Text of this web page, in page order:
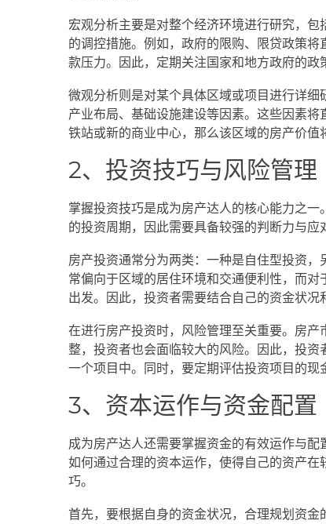
宏观分析主要是对整个经济环境进行研究，
的调控措施。例如，政府的限购、限贷政策
款压力。因此，定期关注国家和地方政府的政
微观分析则是对某个具体区域或项目进行详细
产业布局、基础设施建设等因素。这些因素
铁站或新的商业中心，那么该区域的房产价值
2、投资技巧与风险管理
掌握投资技巧是成为房产达人的核心能力之
的投资周期，因此需要具备较强的判断力与应
房产投资通常分为两类：一种是自住型投资
常偏向于区域的居住环境和交通便利性，而
出发。因此，投资者需要结合自己的资金状况
在进行房产投资时，风险管理至关重要。房
整，投资者也会面临较大的风险。因此，投
一个项目中。同时，要定期评估投资项目的现
3、资本运作与资金配置
成为房产达人还需要掌握资金的有效运作与配
如何通过合理的资本运作，使得自己的资产
巧。
首先，要根据自身的资金状况，合理规划资